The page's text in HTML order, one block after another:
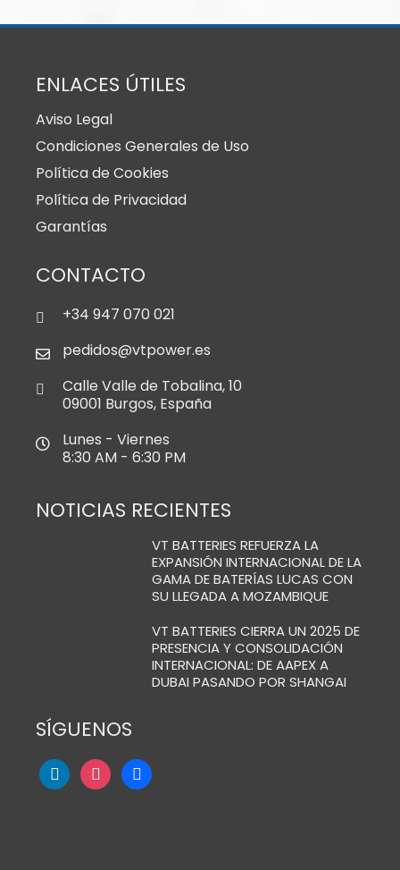
ENLACES ÚTILES
Aviso Legal
Condiciones Generales de Uso
Política de Cookies
Política de Privacidad
Garantías
CONTACTO
+34 947 070 021
pedidos@vtpower.es
Calle Valle de Tobalina, 10
09001 Burgos, España
Lunes - Viernes
8:30 AM - 6:30 PM
NOTICIAS RECIENTES
VT BATTERIES REFUERZA LA
EXPANSIÓN INTERNACIONAL DE LA
GAMA DE BATERÍAS LUCAS CON
SU LLEGADA A MOZAMBIQUE
VT BATTERIES CIERRA UN 2025 DE
PRESENCIA Y CONSOLIDACIÓN
INTERNACIONAL: DE AAPEX A
DUBAI PASANDO POR SHANGAI
SÍGUENOS